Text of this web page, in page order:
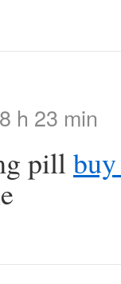
h 23 min
pill